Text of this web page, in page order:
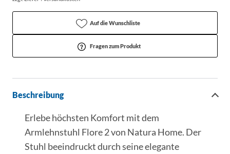
Auf die Wunschliste
Fragen zum Produkt
Beschreibung
Erlebe höchsten Komfort mit dem
Armlehnstuhl Flore 2 von Natura Home. Der
Stuhl beeindruckt durch seine elegante